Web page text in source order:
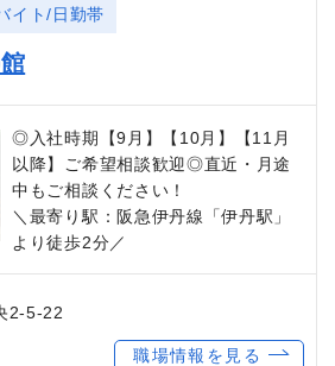
イト/日勤帯
◎入社時期【9月】【10月】【11月
以降】ご希望相談歓迎◎直近・月途
中もご相談ください！
＼最寄り駅：阪急伊丹線「伊丹駅」
より徒歩2分／
2-5-22
職場情報を見る